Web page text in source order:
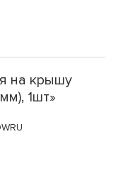
на крышу
1шт»